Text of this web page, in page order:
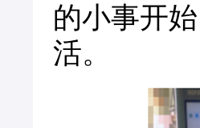
的小事开
活。